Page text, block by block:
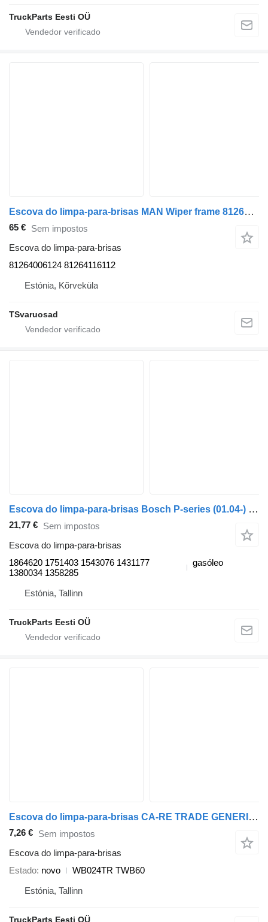
TruckParts Eesti OÜ
Escova do limpa-para-brisas MAN Wiper frame 81264006124 para camião tractor MAN TGA
65 € Sem impostos
Escova do limpa-para-brisas
81264006124 81264116112
Estónia, Kõrveküla
TSvaruosad
Escova do limpa-para-brisas Bosch P-series (01.04-) 1864620 para camião tractor Scania P,G,R,T-series (2004-2017)
21,77 € Sem impostos
Escova do limpa-para-brisas
1864620 1751403 1543076 1431177
1380034 1358285
gasóleo
Estónia, Tallinn
TruckParts Eesti OÜ
Escova do limpa-para-brisas CA-RE TRADE GENERIC (01.51-) WB024TR TWB60 para camião tractor
7,26 € Sem impostos
Escova do limpa-para-brisas
Estado novo
WB024TR TWB60
Estónia, Tallinn
TruckParts Eesti OÜ